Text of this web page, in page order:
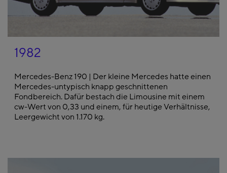
1982
Mercedes-Benz 190 | Der kleine Mercedes hatte einen
Mercedes-untypisch knapp geschnittenen
Fondbereich. Dafür bestach die Limousine mit einem
cw-Wert von 0,33 und einem, für heutige Verhältnisse,
Leergewicht von 1.170 kg.